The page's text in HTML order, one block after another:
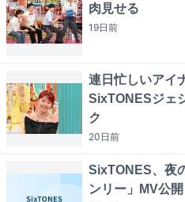
肉見せる
19日前
連日忙しいアイ
SixTONESジェ
ク
20日前
SixTONES、夜
ンリー」MV公開